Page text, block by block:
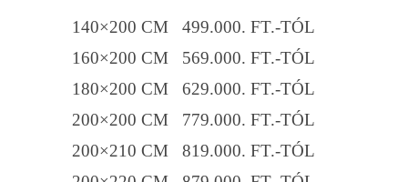
140×200 CM 499.000. FT.-TÓL
160×200 CM 569.000. FT.-TÓL
180×200 CM 629.000. FT.-TÓL
200×200 CM 779.000. FT.-TÓL
200×210 CM 819.000. FT.-TÓL